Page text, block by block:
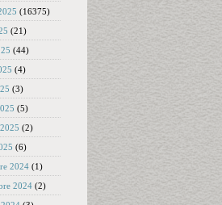
(16375)
(21)
(44)
(4)
(3)
(5)
(2)
(6)
2024 (1)
2024 (2)